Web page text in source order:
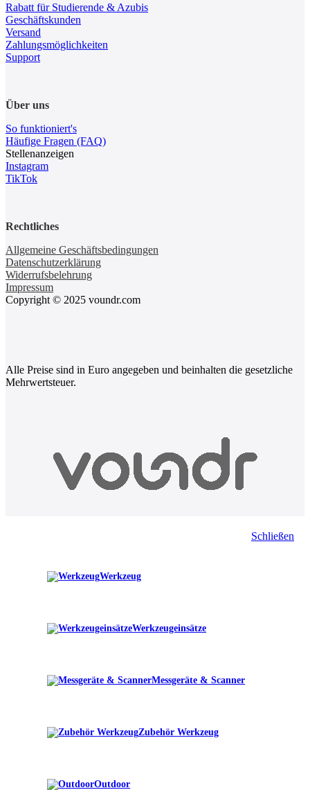
Rabatt für Studierende & Azubis
Geschäftskunden
Versand
Zahlungsmöglichkeiten
Support
Über uns
So funktioniert's
Häufige Fragen (FAQ)
Stellenanzeigen
Instagram
TikTok
Rechtliches
Allgemeine Geschäftsbedingungen
Datenschutzerklärung
Widerrufsbelehrung
Impressum
Copyright © 2025 voundr.com
Alle Preise sind in Euro angegeben und beinhalten die gesetzliche
Mehrwertsteuer.
Schließen
Werkzeug
Werkzeugeinsätze
Messgeräte & Scanner
Zubehör Werkzeug
Outdoor